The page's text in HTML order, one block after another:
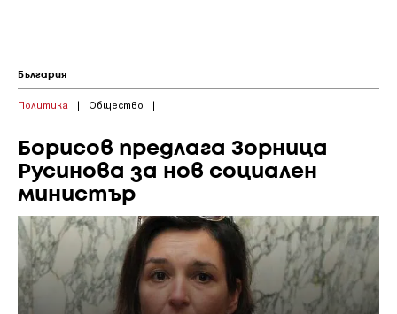
България
Политика | Общество |
Борисов предлага Зорница
Русинова за нов социален
министър